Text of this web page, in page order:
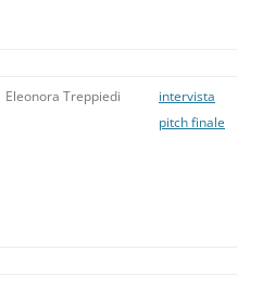
Eleonora Treppiedi
intervista
pitch finale